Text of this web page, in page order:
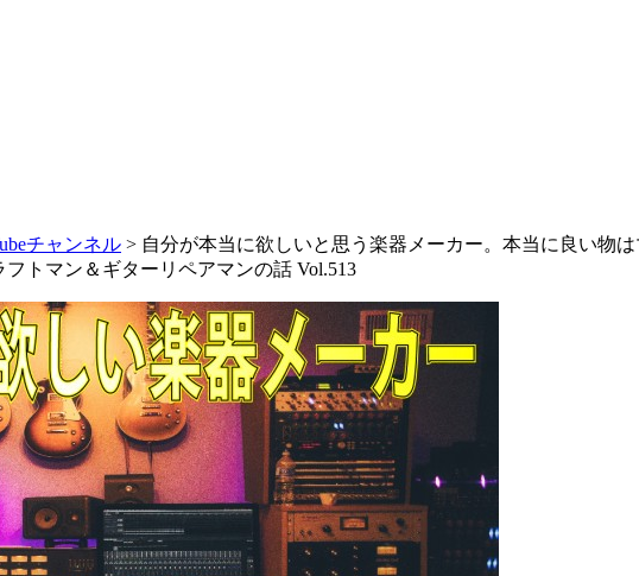
チャンネル > 自分が本当に欲しいと思う楽器メーカー。本当に良い物
トマン＆ギターリペアマンの話 Vol.513